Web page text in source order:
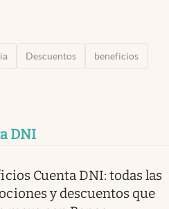
Descuentos beneficios
DNI
Cuenta DNI: todas las
y descuentos que